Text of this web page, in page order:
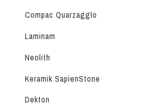
Compac Quarzagglo
Laminam
Neolith
Keramik SapienStone
Dekton